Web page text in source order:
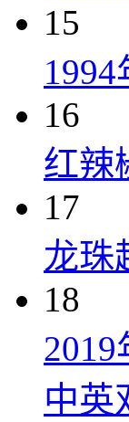
15
16
红辣
17
龙珠
18
中英